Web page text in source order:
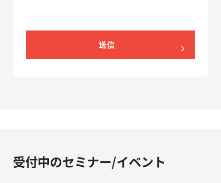
送信
受付中のセミナー/イベント